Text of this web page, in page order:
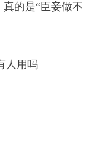
的是“臣妾做不